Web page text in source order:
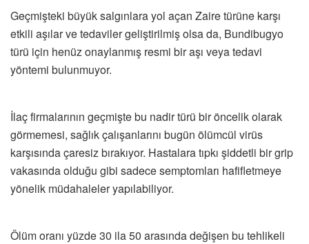
Geçmişteki büyük salgınlara yol açan Zaire türüne karşı
etkili aşılar ve tedaviler geliştirilmiş olsa da, Bundibugyo
türü için henüz onaylanmış resmi bir aşı veya tedavi
yöntemi bulunmuyor.
İlaç firmalarının geçmişte bu nadir türü bir öncelik olarak
görmemesi, sağlık çalışanlarını bugün ölümcül virüs
karşısında çaresiz bırakıyor. Hastalara tıpkı şiddetli bir grip
vakasında olduğu gibi sadece semptomları hafifletmeye
yönelik müdahaleler yapılabiliyor.
Ölüm oranı yüzde 30 ila 50 arasında değişen bu tehlikeli